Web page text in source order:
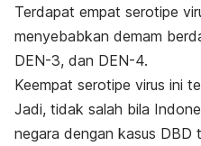
Terdapat empat serotipe
menyebabkan demam
DEN-3, dan DEN-4.
Keempat serotipe virus ini
Jadi, tidak salah bila
negara dengan kasus DBD